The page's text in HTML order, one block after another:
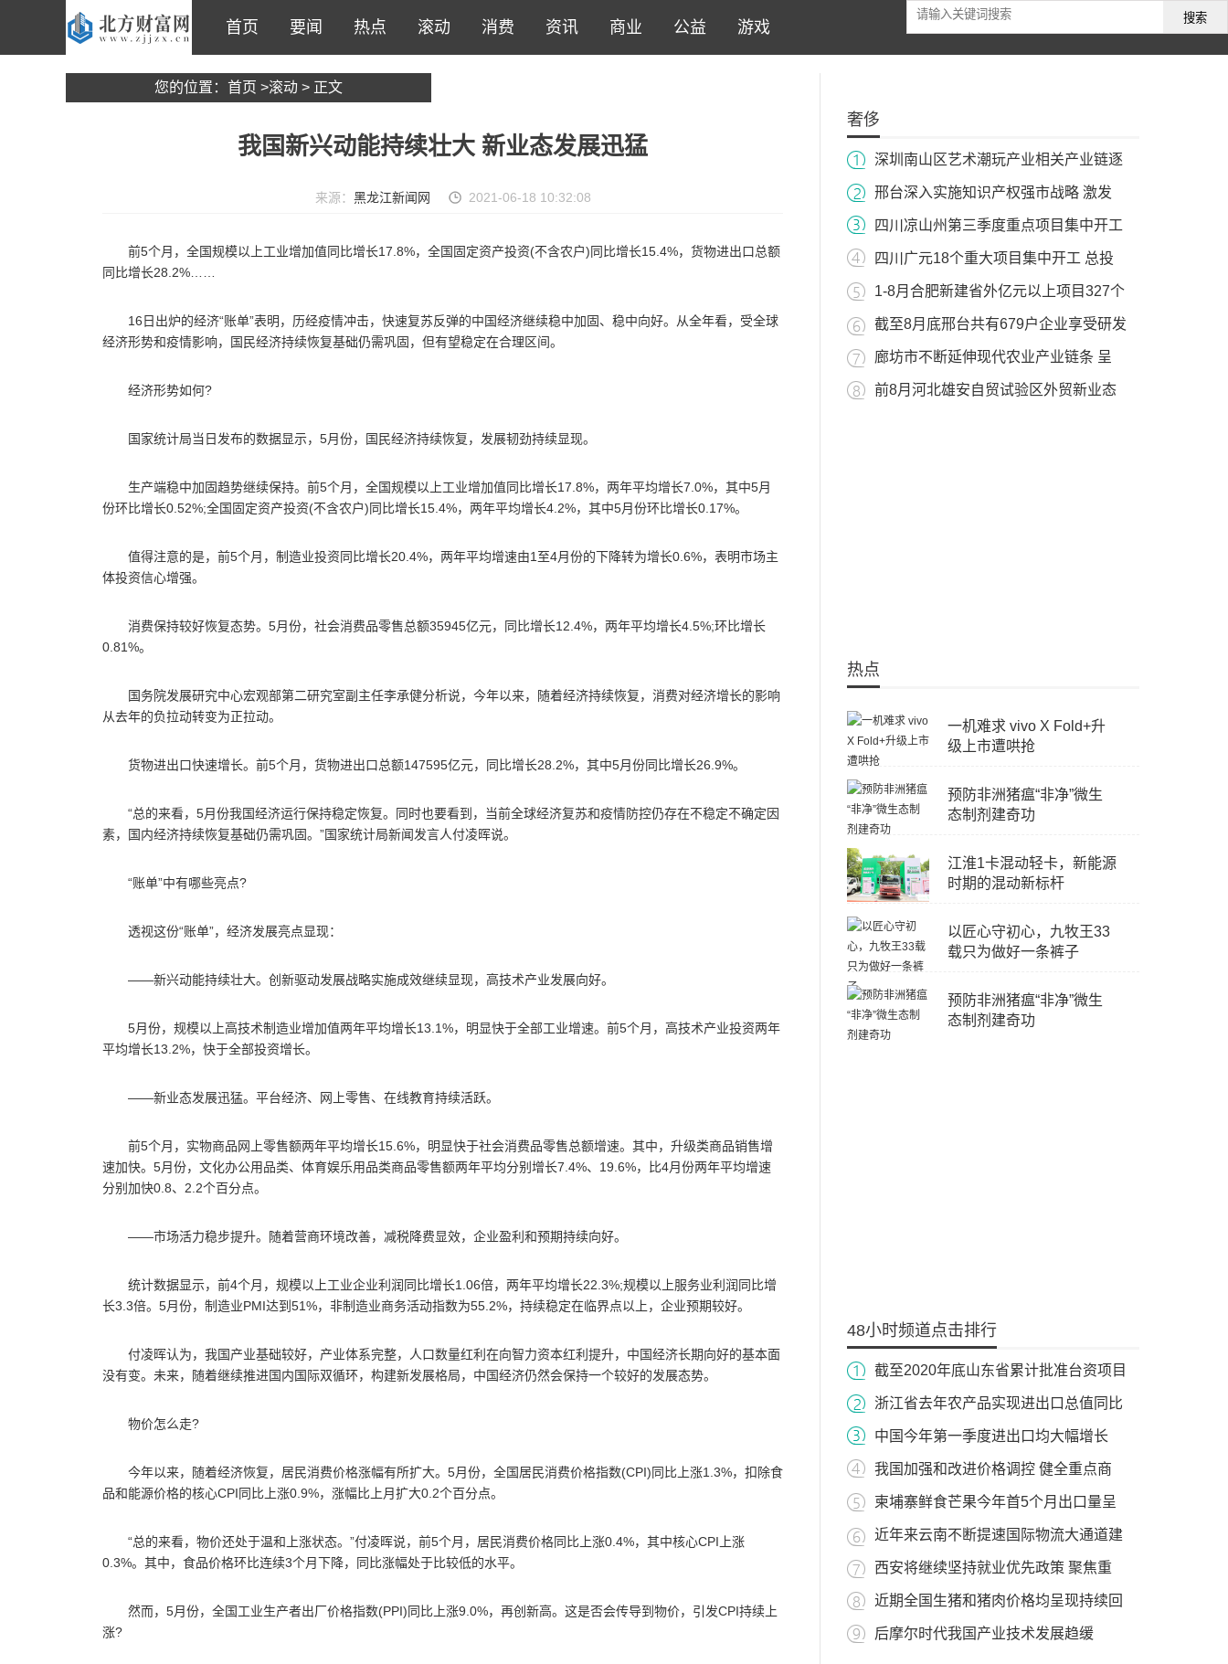
首页 要闻 热点 滚动 消费 资讯 商业 公益 游戏
搜索
您的位置： 首页 >滚动 > 正文
我国新兴动能持续壮大 新业态发展迅猛
来源： 黑龙江新闻网 2021-06-18 10:32:08
前5个月，全国规模以上工业增加值同比增长17.8%，全国固定资产投资(不含农户)同比增长15.4%，货物进出口总额
同比增长28.2%……
16日出炉的经济“账单”表明，历经疫情冲击，快速复苏反弹的中国经济继续稳中加固、稳中向好。从全年看，受全球
经济形势和疫情影响，国民经济持续恢复基础仍需巩固，但有望稳定在合理区间。
经济形势如何?
国家统计局当日发布的数据显示，5月份，国民经济持续恢复，发展韧劲持续显现。
生产端稳中加固趋势继续保持。前5个月，全国规模以上工业增加值同比增长17.8%，两年平均增长7.0%，其中5月
份环比增长0.52%;全国固定资产投资(不含农户)同比增长15.4%，两年平均增长4.2%，其中5月份环比增长0.17%。
值得注意的是，前5个月，制造业投资同比增长20.4%，两年平均增速由1至4月份的下降转为增长0.6%，表明市场主
体投资信心增强。
消费保持较好恢复态势。5月份，社会消费品零售总额35945亿元，同比增长12.4%，两年平均增长4.5%;环比增长
0.81%。
国务院发展研究中心宏观部第二研究室副主任李承健分析说，今年以来，随着经济持续恢复，消费对经济增长的影响
从去年的负拉动转变为正拉动。
货物进出口快速增长。前5个月，货物进出口总额147595亿元，同比增长28.2%，其中5月份同比增长26.9%。
“总的来看，5月份我国经济运行保持稳定恢复。同时也要看到，当前全球经济复苏和疫情防控仍存在不稳定不确定因
素，国内经济持续恢复基础仍需巩固。”国家统计局新闻发言人付凌晖说。
“账单”中有哪些亮点?
透视这份“账单”，经济发展亮点显现：
——新兴动能持续壮大。创新驱动发展战略实施成效继续显现，高技术产业发展向好。
5月份，规模以上高技术制造业增加值两年平均增长13.1%，明显快于全部工业增速。前5个月，高技术产业投资两年
平均增长13.2%，快于全部投资增长。
——新业态发展迅猛。平台经济、网上零售、在线教育持续活跃。
前5个月，实物商品网上零售额两年平均增长15.6%，明显快于社会消费品零售总额增速。其中，升级类商品销售增
速加快。5月份，文化办公用品类、体育娱乐用品类商品零售额两年平均分别增长7.4%、19.6%，比4月份两年平均增速
分别加快0.8、2.2个百分点。
——市场活力稳步提升。随着营商环境改善，减税降费显效，企业盈利和预期持续向好。
统计数据显示，前4个月，规模以上工业企业利润同比增长1.06倍，两年平均增长22.3%;规模以上服务业利润同比增
长3.3倍。5月份，制造业PMI达到51%，非制造业商务活动指数为55.2%，持续稳定在临界点以上，企业预期较好。
付凌晖认为，我国产业基础较好，产业体系完整，人口数量红利在向智力资本红利提升，中国经济长期向好的基本面
没有变。未来，随着继续推进国内国际双循环，构建新发展格局，中国经济仍然会保持一个较好的发展态势。
物价怎么走?
今年以来，随着经济恢复，居民消费价格涨幅有所扩大。5月份，全国居民消费价格指数(CPI)同比上涨1.3%，扣除食
品和能源价格的核心CPI同比上涨0.9%，涨幅比上月扩大0.2个百分点。
“总的来看，物价还处于温和上涨状态。”付凌晖说，前5个月，居民消费价格同比上涨0.4%，其中核心CPI上涨
0.3%。其中，食品价格环比连续3个月下降，同比涨幅处于比较低的水平。
然而，5月份，全国工业生产者出厂价格指数(PPI)同比上涨9.0%，再创新高。这是否会传导到物价，引发CPI持续上
涨?
奢侈
深圳南山区艺术潮玩产业相关产业链逐
邢台深入实施知识产权强市战略 激发
四川凉山州第三季度重点项目集中开工
四川广元18个重大项目集中开工 总投
1-8月合肥新建省外亿元以上项目327个
截至8月底邢台共有679户企业享受研发
廊坊市不断延伸现代农业产业链条 呈
前8月河北雄安自贸试验区外贸新业态
热点
一机难求 vivo X Fold+升
级上市遭哄抢
预防非洲猪瘟“非净”微生
态制剂建奇功
江淮1卡混动轻卡，新能源
时期的混动新标杆
以匠心守初心，九牧王33
载只为做好一条裤子
预防非洲猪瘟“非净”微生
态制剂建奇功
48小时频道点击排行
截至2020年底山东省累计批准台资项目
浙江省去年农产品实现进出口总值同比
中国今年第一季度进出口均大幅增长
我国加强和改进价格调控 健全重点商
柬埔寨鲜食芒果今年首5个月出口量呈
近年来云南不断提速国际物流大通道建
西安将继续坚持就业优先政策 聚焦重
近期全国生猪和猪肉价格均呈现持续回
后摩尔时代我国产业技术发展趋缓